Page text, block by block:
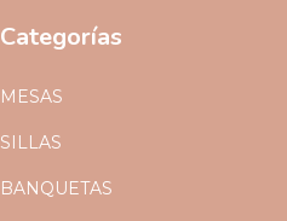
Categorías
MESAS
SILLAS
BANQUETAS